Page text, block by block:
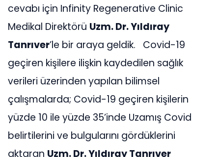
cevabı için Infinity Regenerative Clinic
Medikal Direktörü Uzm. Dr. Yıldıray
Tanrıver’le bir araya geldik. Covid-19
geçiren kişilere ilişkin kaydedilen sağlık
verileri üzerinden yapılan bilimsel
çalışmalarda; Covid-19 geçiren kişilerin
yüzde 10 ile yüzde 35’inde Uzamış Covid
belirtilerini ve bulgularını gördüklerini
aktaran Uzm. Dr. Yıldıray Tanrıver